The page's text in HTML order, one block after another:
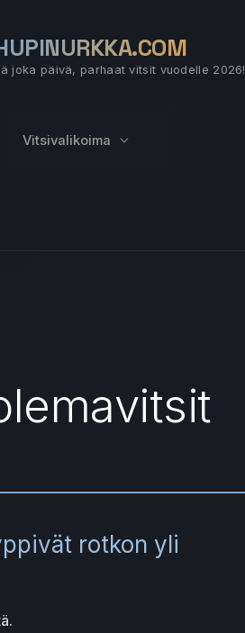
joka päivä, parhaat vitsit vuodelle 2026!
Vitsivalikoima
rotkon yli